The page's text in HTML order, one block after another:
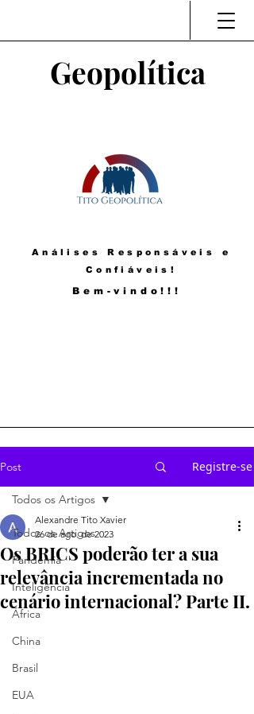
Geopolítica
Análises Responsáveis e
Confiáveis!
Bem-vindo!!!
Post Registre-se
Todos os Artigos
Pandemia
Inteligência
África
China
Brasil
EUA
Todos os Artigos
Os BRICS poderão ter a sua
relevância incrementada no
cenário internacional? Parte II.
Alexandre Tito Xavier
26 de ago. de 2023